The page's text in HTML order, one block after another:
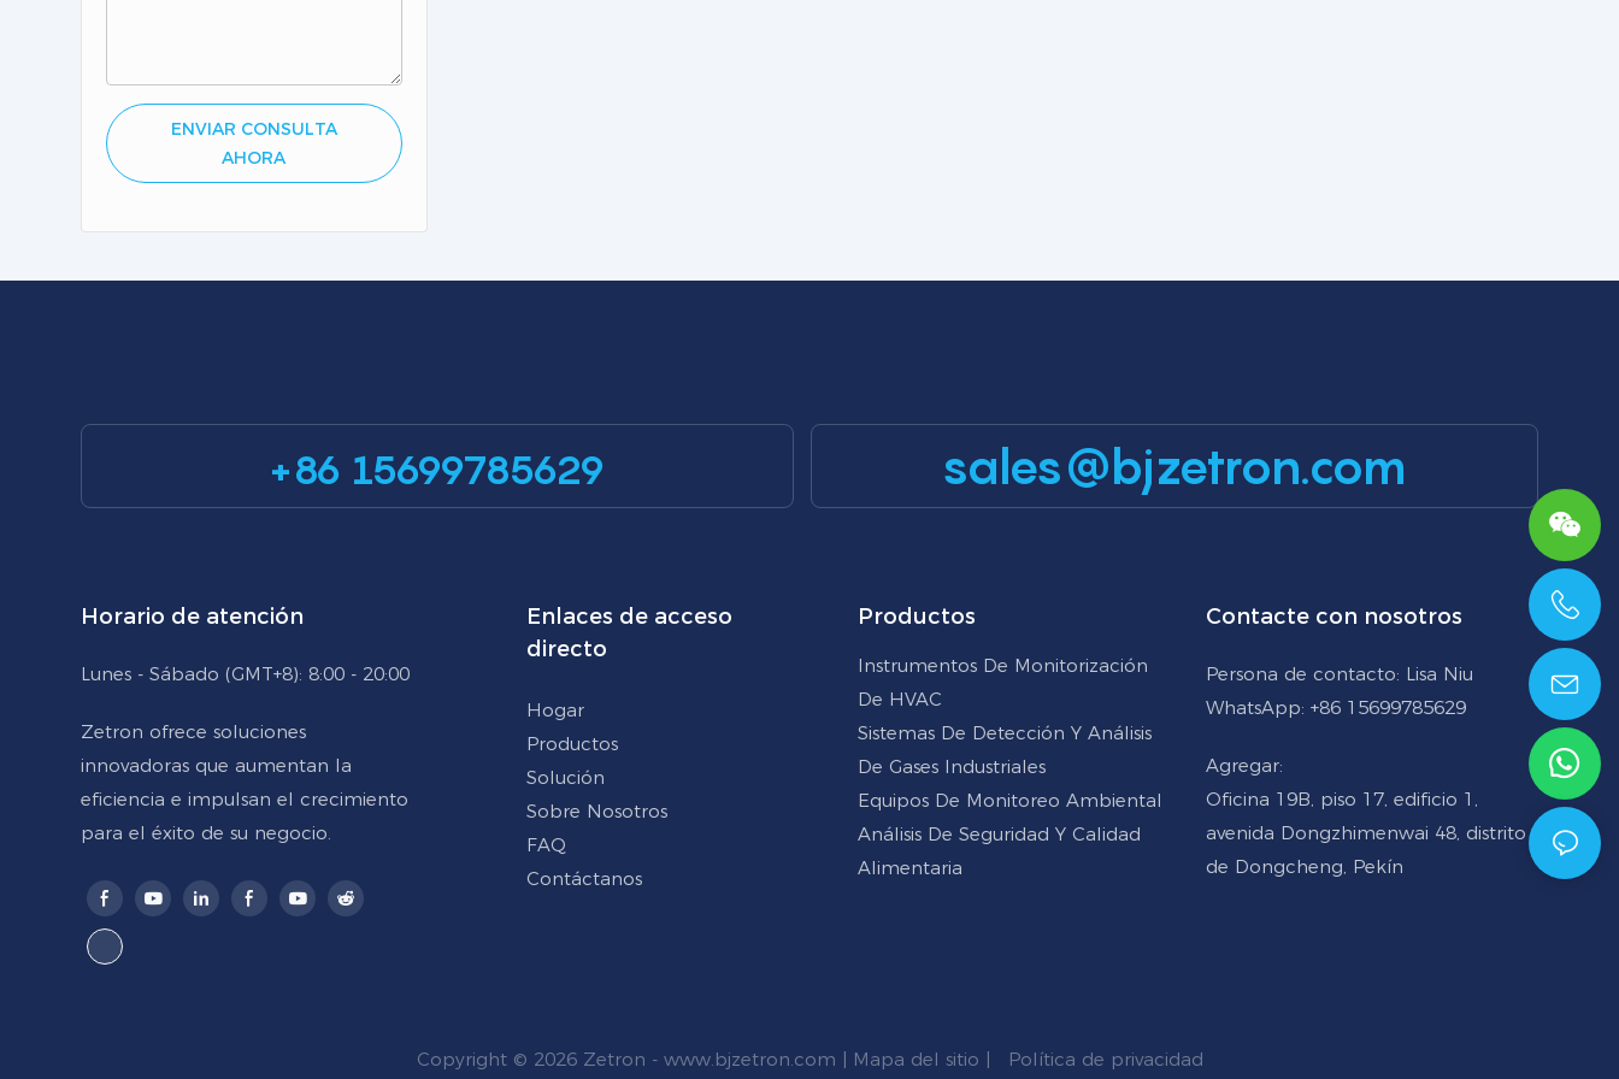
ENVIAR CONSULTA
AHORA
superficies líquidas abiertas, e
+86 15699785629 sales@bjzetron.com
Horario de atención
Lunes - Sábado (GMT+8): 8:00 - 20:00
Zetron ofrece soluciones
innovadoras que aumentan la
eficiencia e impulsan el crecimiento
para el éxito de su negocio.
Enlaces de acceso
directo
Hogar
Productos
Solución
Sobre Nosotros
FAQ
Contáctanos
Productos
Instrumentos De Monitorización
De HVAC
Sistemas De Detección Y Análisis
De Gases Industriales
Equipos De Monitoreo Ambiental
Análisis De Seguridad Y Calidad
Alimentaria
Contacte con nosotros
Persona de contacto: Lisa Niu
WhatsApp: +86 15699785629
Agregar:
Oficina 19B, piso 17, edificio 1,
avenida Dongzhimenwai 48, distrito
de Dongcheng, Pekín
Copyright © 2026 Zetron - www.bjzetron.com | Mapa del sitio | Política de privacidad